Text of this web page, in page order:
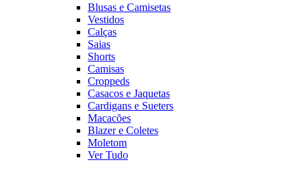
Blusas e Camisetas
Vestidos
Calças
Saias
Shorts
Camisas
Croppeds
Casacos e Jaquetas
Cardigans e Sueters
Macacões
Blazer e Coletes
Moletom
Ver Tudo